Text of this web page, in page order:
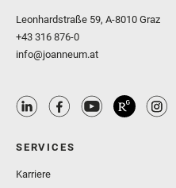
Leonhardstraße 59, A-8010 Graz
+43 316 876-0
info@joanneum.at
SERVICES
Karriere